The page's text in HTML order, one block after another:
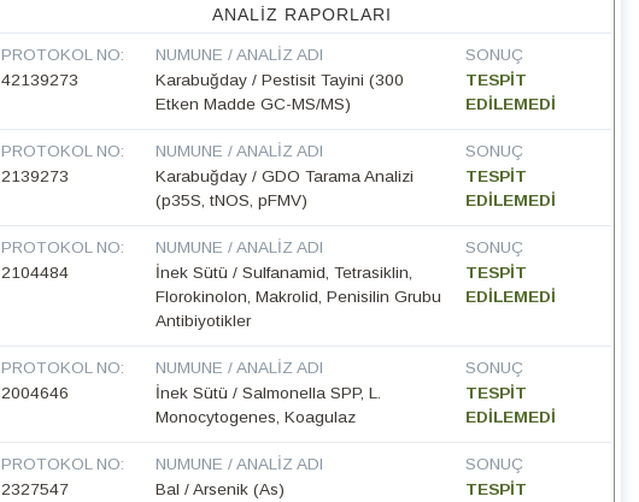
ANALIZ RAPORLARI
PROTOKOL NO:
42139273
NUMUNE / ANALIZ ADI
Karabuğday / Pestisit Tayini (300
Etken Madde GC-MS/MS)
SONUÇ
TESPİT
EDİLEMEDİ
PROTOKOL NO:
2139273
NUMUNE / ANALIZ ADI
Karabuğday / GDO Tarama Analizi
(p35S, tNOS, pFMV)
SONUÇ
TESPİT
EDİLEMEDİ
PROTOKOL NO:
2104484
NUMUNE / ANALIZ ADI
İnek Sütü / Sulfanamid, Tetrasiklin,
Florokinolon, Makrolid, Penisilin Grubu
Antibiyotikler
SONUÇ
TESPİT
EDİLEMEDİ
PROTOKOL NO:
2004646
NUMUNE / ANALIZ ADI
İnek Sütü / Salmonella SPP, L.
Monocytogenes, Koagulaz
SONUÇ
TESPİT
EDİLEMEDİ
PROTOKOL NO:
2327547
NUMUNE / ANALIZ ADI
Bal / Arsenik (As)
SONUÇ
TESPİT